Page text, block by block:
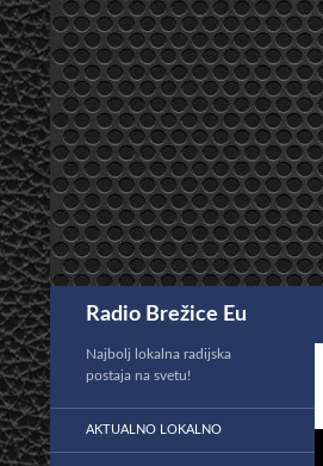
Preskoči
na
vsebino
Radio Brežice Eu
Najbolj lokalna radijska
postaja na svetu!
AKTUALNO LOKALNO